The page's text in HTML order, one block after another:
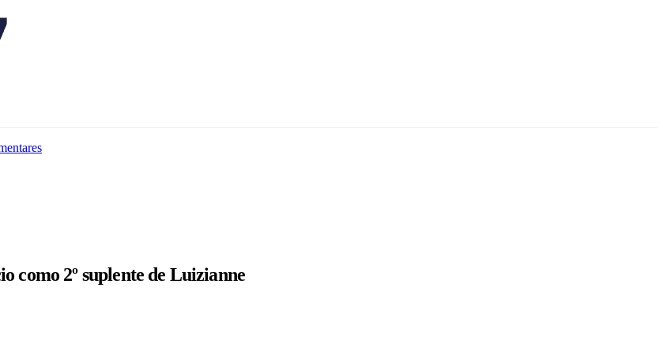
como 2º suplente de Luizianne